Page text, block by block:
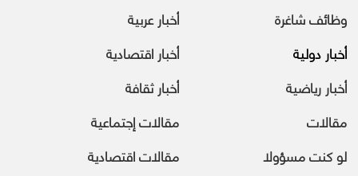
وظائف شاغرة
أخبار عربية
أخبار دولية
أخبار اقتصادية
أخبار رياضية
أخبار ثقافة
مقالات
مقالات إجتماعية
لو كنت مسؤولا
مقالات اقتصادية